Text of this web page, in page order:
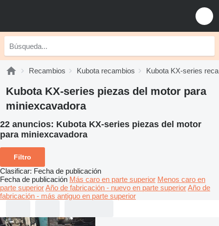
Recambios Kubota recambios Kubota KX-series
Kubota KX-series piezas del motor para
miniexcavadora
22 anuncios: Kubota KX-series piezas del motor
para miniexcavadora
Filtro
Clasificar: Fecha de publicación
Fecha de publicación Más caro en parte superior Menos caro en
parte superiorAño de fabricación - nuevo en parte superiorAño de
fabricación - más antiguo en parte superior